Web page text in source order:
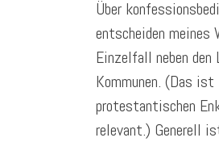
Über
entscheiden meines
Einzelfall neben den
Kommunen. (Das ist
protestantischen
relevant.) Generell